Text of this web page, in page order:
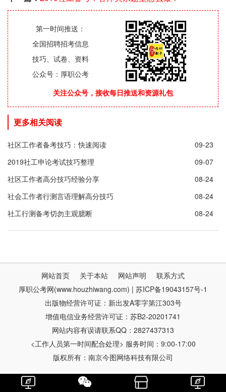
第一时间推送：
全国招聘招考信息
技巧、试卷、资料
公众号：厚职公考
关注公众号，接收每日推送和资源礼包
更多相关阅读
社区工作者备考技巧：快速阅读
09-23
2019社工申论考试技巧整理
09-07
社区工作者高分技巧经验分享
08-24
社会工作者行测言语理解高分技巧
08-24
社工行测备考切勿主观臆断
08-24
网站首页 关于本站 网站声明
联系方式
厚职公考网(www.houzhiwang.com) | 苏ICP备19043157号-1
出版物经营许可证：新出发A零字第江303号
增值电信业务经营许可证：苏B2-20201741
网站内容有误请联系QQ：2827437313
<工作人员第一时间配合处理> 服务时间：9:00-17:00
版权所有：南京今图网络科技有限公司